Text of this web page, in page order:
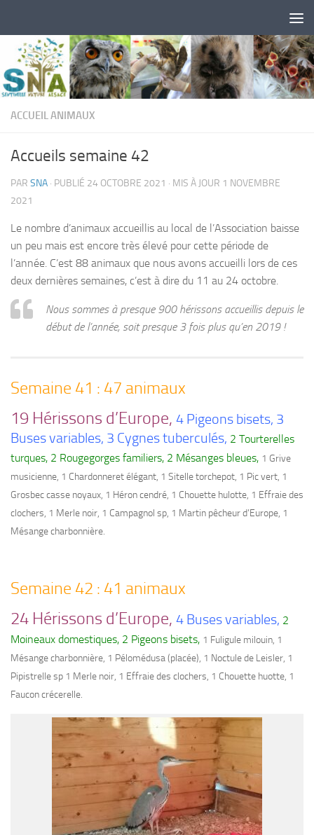
ACCUEIL ANIMAUX
Accueils semaine 42
PAR SNA · PUBLIÉ 24 OCTOBRE 2021 · MIS À JOUR 1 NOVEMBRE
2021
Le nombre d’animaux accueillis au local de l’Association baisse
un peu mais est encore très élevé pour cette période de
l’année. C’est 88 animaux que nous avons accueilli lors de ces
deux dernières semaines, c’est à dire du 11 au 24 octobre.
Nous sommes à presque 900 hérissons accueillis depuis le
début de l’année, soit presque 3 fois plus qu’en 2019 !
Semaine 41 : 47 animaux
19 Hérissons d’Europe, 4 Pigeons bisets, 3
Buses variables, 3 Cygnes tuberculés, 2 Tourterelles
turques, 2 Rougegorges familiers, 2 Mésanges bleues, 1 Grive
musicienne, 1 Chardonneret élégant, 1 Sitelle torchepot, 1 Pic vert, 1
Grosbec casse noyaux, 1 Héron cendré, 1 Chouette hulotte, 1 Effraie des
clochers, 1 Merle noir, 1 Campagnol sp, 1 Martin pêcheur d’Europe, 1
Mésange charbonnière.
Semaine 42 : 41 animaux
24 Hérissons d’Europe, 4 Buses variables, 2
Moineaux domestiques, 2 Pigeons bisets, 1 Fuligule milouin, 1
Mésange charbonnière, 1 Pélomédusa (placée), 1 Noctule de Leisler, 1
Pipistrelle sp 1 Merle noir, 1 Effraie des clochers, 1 Chouette huotte, 1
Faucon crécerelle.